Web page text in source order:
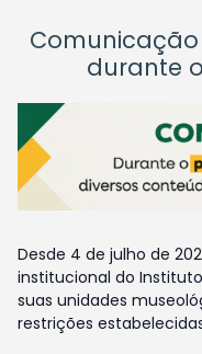
Comunicação
durante
Desde 4 de julho de
institucional do
suas unidades
restrições